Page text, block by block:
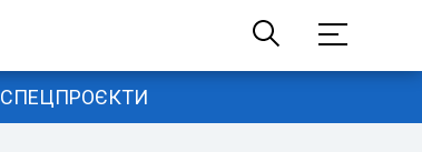
СПЕЦПРОЄКТИ